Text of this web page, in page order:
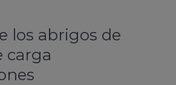
los abrigos de
carga